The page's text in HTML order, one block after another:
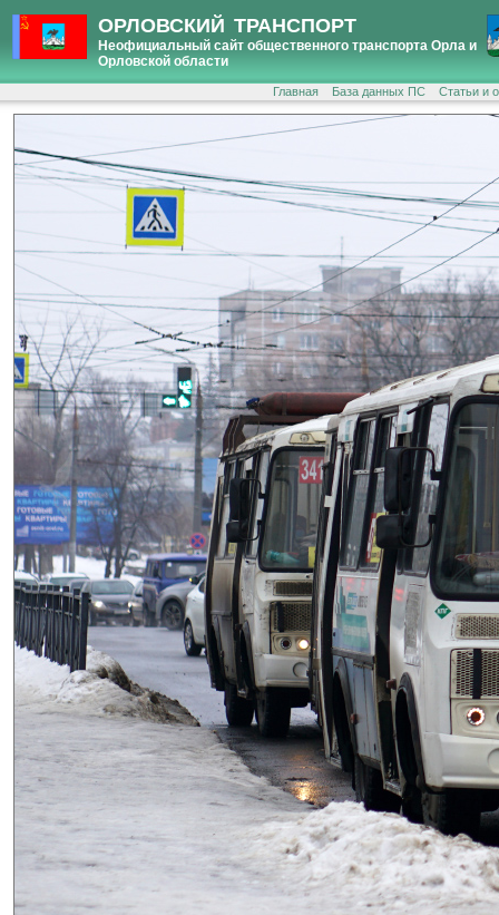
ОРЛОВСКИЙ ТРАНСПОРТ
Неофициальный сайт общественного транспорта Орла и
Орловской области
Главная База данных ПС Статьи и